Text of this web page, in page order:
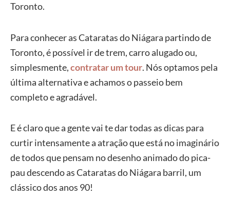
Toronto.
Para conhecer as Cataratas do Niágara partindo de
Toronto, é possível ir de trem, carro alugado ou,
simplesmente,contratar um tour. Nós optamos pela
última alternativa e achamos o passeio bem
completo e agradável.
E é claro que a gente vai te dar todas as dicas para
curtir intensamente a atração que está no imaginário
de todos que pensam no desenho animado do pica-
pau descendo as Cataratas do Niágara barril, um
clássico dos anos 90!